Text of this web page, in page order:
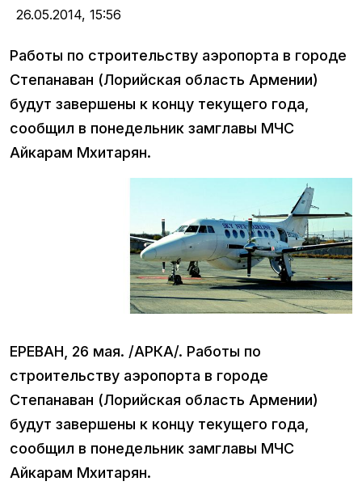
26.05.2014, 15:56
Работы по строительству аэропорта в городе
Степанаван (Лорийская область Армении)
будут завершены к концу текущего года,
сообщил в понедельник замглавы МЧС
Айкарам Мхитарян.
ЕРЕВАН, 26 мая. /АРКА/. Работы по
строительству аэропорта в городе
Степанаван (Лорийская область Армении)
будут завершены к концу текущего года,
сообщил в понедельник замглавы МЧС
Айкарам Мхитарян.